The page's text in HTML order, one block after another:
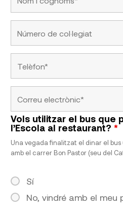
Vols utilitzar el bus que
l’Escola al restaurant? *
Sí
No, vindré amb el meu
Una vegada finalitzat el dinar el
amb el carrer Bon Pastor (seu del